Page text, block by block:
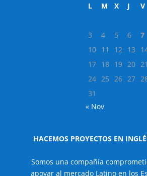
L M X J V
3
4 5 6 7
10 11 12 13
17 18 19 20 21
24 25 26 27
31
« Nov
HACEMOS PROYECTOS EN
Somos una compañía
apoyar al mercado Latino en los